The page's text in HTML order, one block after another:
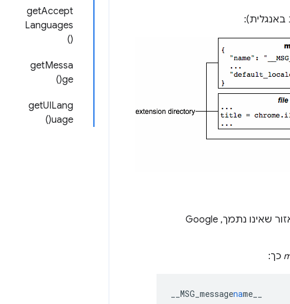
getAccept
Languages
()
getMessa
ge()
getUILang
uage()
באנגלית):
. אם משתמשים באזור שאינו נתמך, Google
כך:
__MSG_messagename__